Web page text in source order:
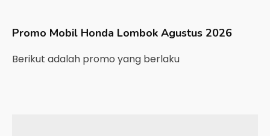
Promo Mobil Honda Lombok Agustus 2026
Berikut adalah promo yang berlaku